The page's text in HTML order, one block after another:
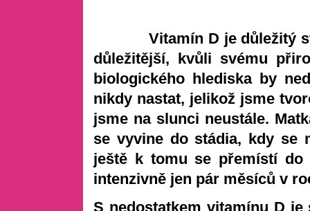
Vitamín D je důležitý
důležitější, kvůli svému
biologického hlediska by
nikdy nastat, jelikož jsme
jsme na slunci neustále.
se vyvine do stádia, kdy se
ještě k tomu se přemístí do
intenzivně jen pár měsíců v
S nedostatkem vitamínu D